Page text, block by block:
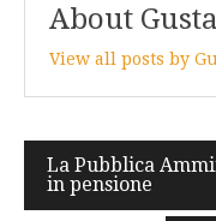
About
View all posts by
Post
navigation
La Pubblica
in pensione